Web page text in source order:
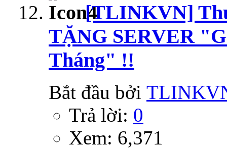
[TLINKVN]
TẶNG SERVER
Tháng" !!
Bắt đầu bởi
Trả lời: 0
Xem: 6,371